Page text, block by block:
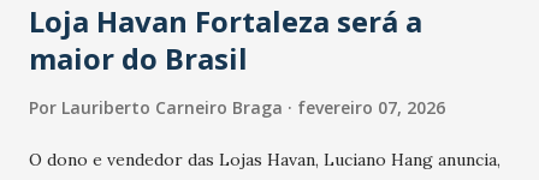
Loja Havan Fortaleza será a
maior do Brasil
Por Lauriberto Carneiro Braga fevereiro 07, 2026
O dono e vendedor das Lojas Havan, Luciano Hang anuncia,